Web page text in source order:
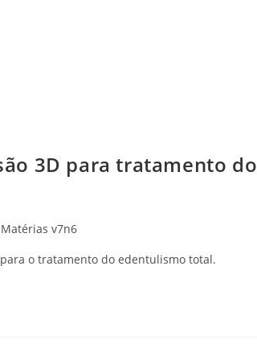
3D para tratamento do
Matérias v7n6
o tratamento do edentulismo total.